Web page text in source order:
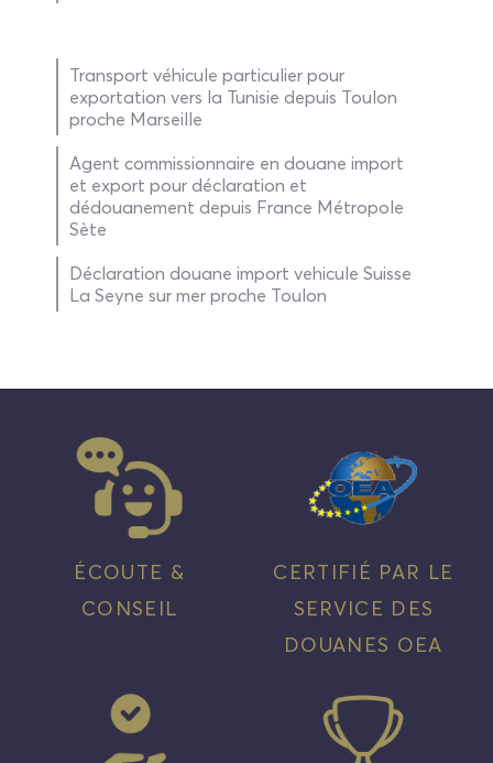
Transport véhicule particulier pour
exportation vers la Tunisie depuis Toulon
proche Marseille
Agent commissionnaire en douane import
et export pour déclaration et
dédouanement depuis France Métropole
Sète
Déclaration douane import vehicule Suisse
La Seyne sur mer proche Toulon
ÉCOUTE &
CONSEIL
CERTIFIÉ PAR LE
SERVICE DES
DOUANES OEA